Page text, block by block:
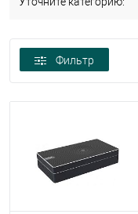
Фильтр